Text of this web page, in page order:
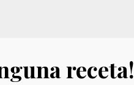
receta!